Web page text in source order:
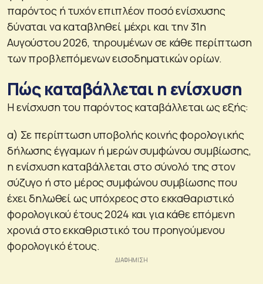
παρόντος ή τυχόν επιπλέον ποσό ενίσχυσης
δύναται να καταβληθεί μέχρι και την 31η
Αυγούστου 2026, τηρουμένων σε κάθε περίπτωση
των προβλεπόμενων εισοδηματικών ορίων.
Πώς καταβάλλεται η ενίσχυση
Η ενίσχυση του παρόντος καταβάλλεται ως εξής:
α) Σε περίπτωση υποβολής κοινής φορολογικής
δήλωσης έγγαμων ή μερών συμφώνου συμβίωσης,
η ενίσχυση καταβάλλεται στο σύνολό της στον
σύζυγο ή στο μέρος συμφώνου συμβίωσης που
έχει δηλωθεί ως υπόχρεος στο εκκαθαριστικό
φορολογικού έτους 2024 και για κάθε επόμενη
χρονιά στο εκκαθριστικό του προηγούμενου
φορολογικό έτους.